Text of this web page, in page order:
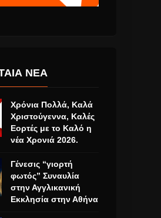
ΝΕΑ
Χρόνια Πολλά, Καλά
Χριστούγεννα, Καλές
Εορτές με το Καλό η
νέα Χρονιά 2026.
Γένεσις “γιορτή
φωτός” Συναυλία
στην Αγγλικανική
Εκκλησία στην Αθήνα